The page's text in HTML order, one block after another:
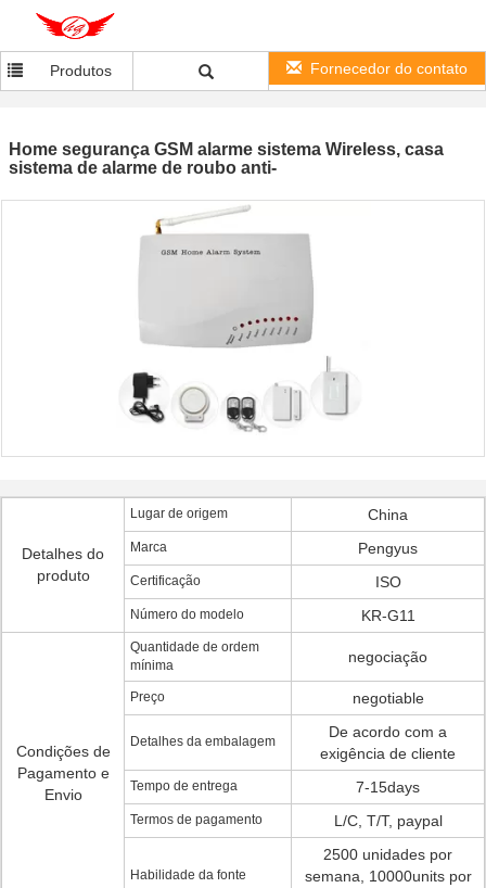
Produtos Fornecedor do contato
Home segurança GSM alarme sistema Wireless, casa
sistema de alarme de roubo anti-
Detalhes do
produto
Lugar de origem China
Marca Pengyus
Certificação ISO
Número do modelo KR-G11
Condições de
Pagamento e
Envio
Quantidade de ordem
mínima
negociação
Preço negotiable
Detalhes da embalagem
De acordo com a
exigência de cliente
Tempo de entrega 7-15days
Termos de pagamento L/C, T/T, paypal
Habilidade da fonte
2500 unidades por
semana, 10000units por